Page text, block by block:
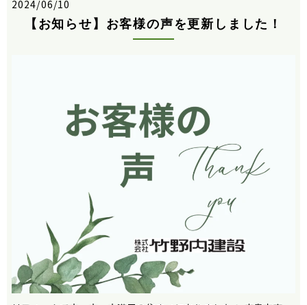
2024/06/10
【お知らせ】お客様の声を更新しました！